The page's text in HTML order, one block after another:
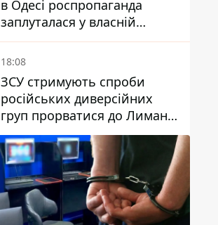
в Одесі роспропаганда
заплуталася у власній
брехні
18:08
ЗСУ стримують спроби
російських диверсійних
груп прорватися до Лимана
- Трегубов